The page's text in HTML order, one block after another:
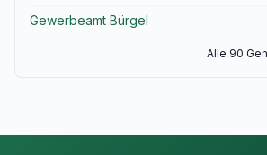
Gewerbeamt Bürgel
Alle 90